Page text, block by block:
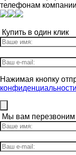
телефонам
Купить в один клик
Нажимая кнопку
конфиденциальности
Мы вам перезвоним